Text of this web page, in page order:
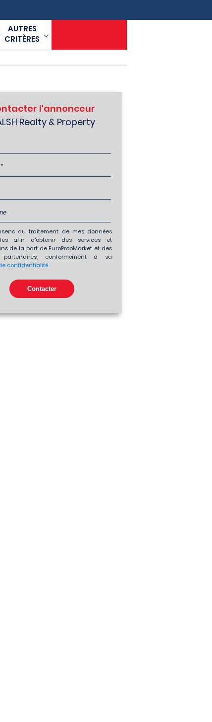
AUTRES
CRITÈRES
l'annonceur
Realty & Property
au traitement de mes données
afin d'obtenir des services et
de la part de EuroPropMarket et des
partenaires, conformément à sa
confidentialité